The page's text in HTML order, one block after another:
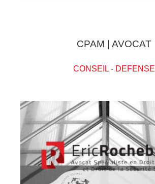
CPAM | AVOCAT
CONSEIL- DEFENSE